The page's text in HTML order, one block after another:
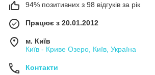
94% позитивних з 98 відгуків за рік
Працює з 20.01.2012
м. Київ
Київ - Криве Озеро, Київ, Україна
Контакти